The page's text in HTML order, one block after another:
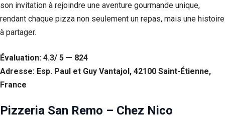
son invitation à rejoindre une aventure gourmande unique,
rendant chaque pizza non seulement un repas, mais une histoire
à partager.
Évaluation: 4.3/ 5 — 824
Adresse: Esp. Paul et Guy Vantajol, 42100 Saint-Étienne,
France
Pizzeria San Remo – Chez Nico